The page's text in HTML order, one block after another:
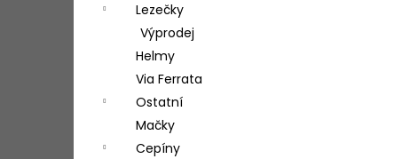
Lezečky
Výprodej
Helmy
Via Ferrata
Ostatní
Mačky
Cepíny